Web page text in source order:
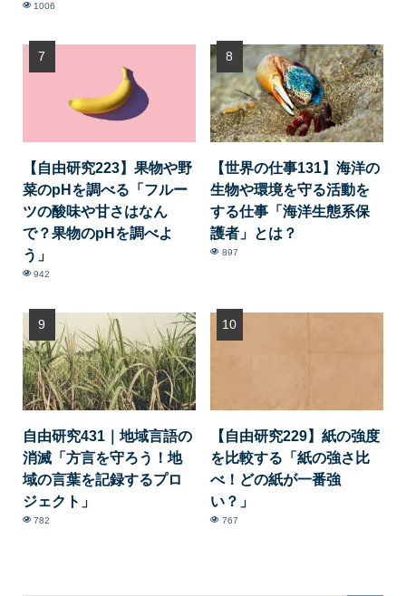
1006
【自由研究223】果物や野
菜のpHを調べる「フルー
ツの酸味や甘さはなん
で？果物のpHを調べよ
う」
942
【世界の仕事131】海洋の
生物や環境を守る活動を
する仕事「海洋生態系保
護者」とは？
897
自由研究431｜地域言語の
消滅「方言を守ろう！地
域の言葉を記録するプロ
ジェクト」
782
【自由研究229】紙の強度
を比較する「紙の強さ比
べ！どの紙が一番強
い？」
767